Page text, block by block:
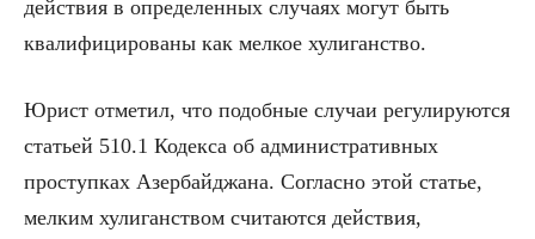
действия в определенных случаях могут быть
квалифицированы как мелкое хулиганство.
Юрист отметил, что подобные случаи регулируются
статьей 510.1 Кодекса об административных
проступках Азербайджана. Согласно этой статье,
мелким хулиганством считаются действия,